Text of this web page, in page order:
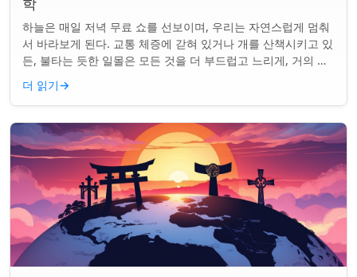
하늘은 매일 저녁 무료 쇼를 선보이며, 우리는 자연스럽게 멈춰
서 바라보게 된다. 교통 체증에 갇혀 있거나 개를 산책시키고 있
든, 불타는 듯한 일몰은 모든 것을 더 부드럽고 느리게, 거의 신
성하게 느끼게 만든다. 하지...
더 읽기→